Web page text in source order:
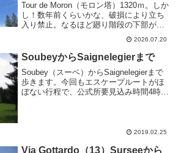
Tour de Moron（モロン塔）1320ｍ。しか
し！数年前くらいかな、破損により立ち
入り禁止。なるほど廻り階段の下部が本
当に崩壊してますね。人が立ち入らない
ようにわざと壊したのか、本当にこんな
風に崩れちゃったのか？？？ちなみに設
計はマ...
2026.07.20
SoubeyからSaignelegierまで
Soubey（スーベ）からSaignelegierまで
歩きます。今回もエスケープルートがほ
ぼない行程で、公式所要見込み時間4時間
2019.02.25
Via Gottardo（13）Surseeから